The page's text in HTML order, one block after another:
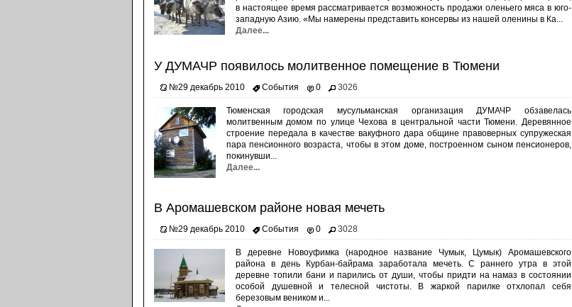
в настоящее время рассматривается возможность продажи оленьего мяса в юго-
западную Азию. «Мы намерены представить консервы из нашей оленины в Ка...
Далее...
У ДУМАЧР появилось молитвенное помещение в Тюмени
№29 декабрь 2010 События 0 3026
Тюменская городская мусульманская организация ДУМАЧР обзавелась
молитвенным домом по улице Чехова в центральной части Тюмени. Деревянное
строение передала в качестве вакуфного дара общине правоверных супружеская
пара пенсионного возраста, чтобы в этом доме, построенном сыном пенсионеров,
покинувши...
Далее...
В Аромашевском районе новая мечеть
№29 декабрь 2010 События 0 3028
В деревне Новоуфимка (народное название Чумык, Цумык) Аромашевского
района в день Курбан-байрама заработала мечеть. С раннего утра в этой
деревне топили бани и парились от души, чтобы придти на намаз в состоянии
особой душевной и телесной чистоты. В жаркой парилке отхлопал себя
березовым веником и...